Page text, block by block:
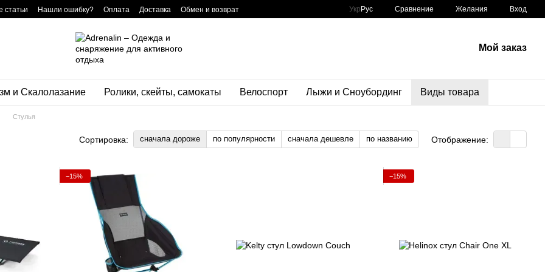
статьи Нашли ошибку? Оплата Доставка
Обмен и возврат
Укр Рус Сравнение Желания Вход
Мой заказ
и Скалолазание Ролики, скейты, самокаты Велоспорт Лыжи и Сноубординг Виды товара
Стулья
Сортировка: сначала дороже по популярности сначала дешевле по названию Отображение:
−15% −15%